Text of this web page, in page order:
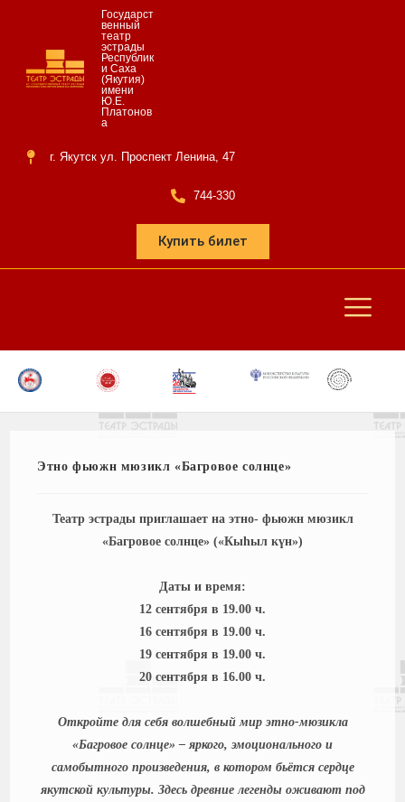
Государст
венный
театр
эстрады
Республик
и Саха
(Якутия)
имени
Ю.Е.
Платонов
а
г. Якутск ул. Проспект Ленина, 47
744-330
Купить билет
Этно фьюжн мюзикл «Багровое солнце»
Театр эстрады приглашает на этно- фьюжн мюзикл
«Багровое солнце» («Кыһыл күн»)
Даты и время:
12 сентября в 19.00 ч.
16 сентября в 19.00 ч.
19 сентября в 19.00 ч.
20 сентября в 16.00 ч.
Откройте для себя волшебный мир этно-мюзикла
«Багровое солнце» – яркого, эмоционального и
самобытного произведения, в котором бьётся сердце
якутской культуры. Здесь древние легенды оживают под